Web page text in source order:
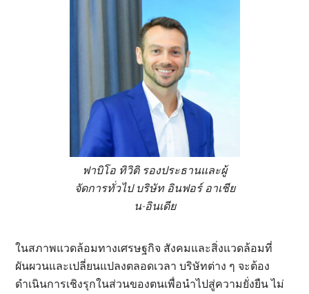
ฟาบิโอ ทิวิติ รองประธานและผู้
จัดการทั่วไป บริษัท อินฟอร์ อาเชีย
น-อินเดีย
ในสภาพแวดล้อมทางเศรษฐกิจ สังคมและสิ่งแวดล้อมที่
ผันผวนและเปลี่ยนแปลงตลอดเวลา บริษัทต่าง ๆ จะต้อง
ดำเนินการเชิงรุกในส่วนของตนเพื่อนำไปสู่ความยั่งยืน ไม่